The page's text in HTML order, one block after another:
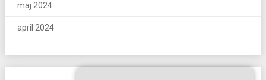
maj 2024
april 2024